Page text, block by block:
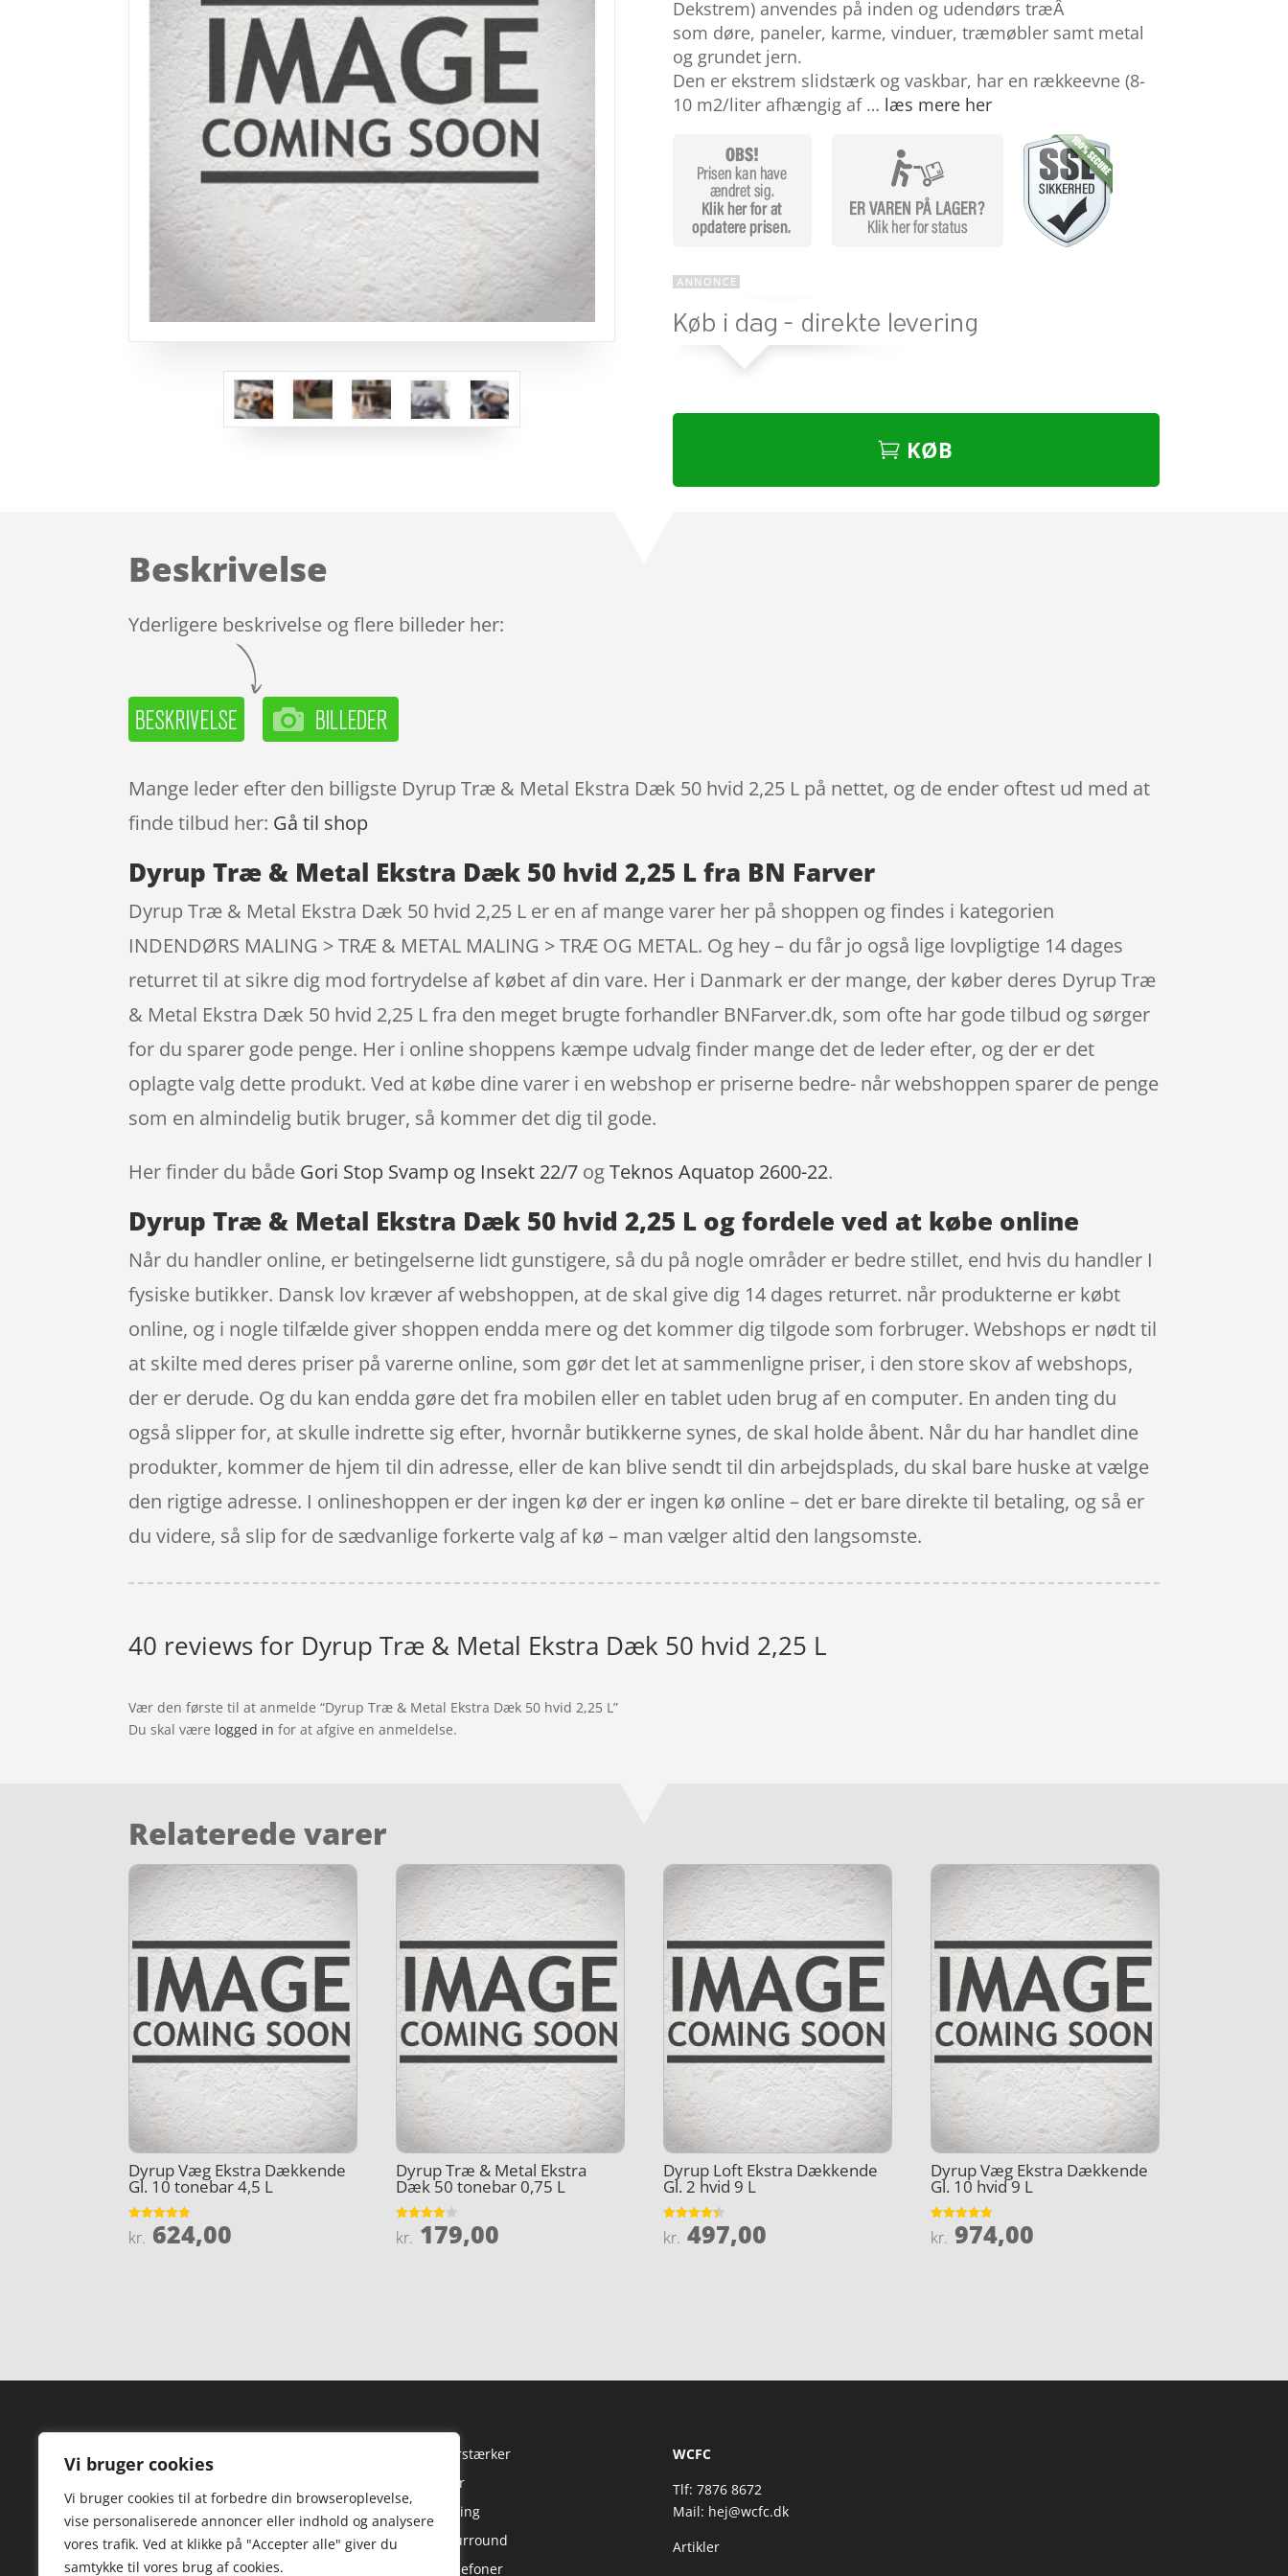
Vi bruger cookies
Vi bruger cookies til at forbedre din browseroplevelse,
vise personaliserede annoncer eller indhold og analysere
vores trafik. Ved at klikke på "Accepter alle" giver du
samtykke til vores brug af cookies.
baseret på
kundebedøm
melser
Dekstrem) anvendes på inden og udendørs træÂ
som døre, paneler, karme, vinduer, træmøbler samt metal
og grundet jern.
Den er ekstrem slidstærk og vaskbar, har en rækkeevne (8-
10 m2/liter afhængig af … læs mere her
KØB
Beskrivelse
Yderligere beskrivelse og flere billeder her:
Mange leder efter den billigste Dyrup Træ & Metal Ekstra Dæk 50 hvid 2,25 L på nettet, og de ender oftest ud med at
finde tilbud her: Gå til shop
Dyrup Træ & Metal Ekstra Dæk 50 hvid 2,25 L fra BN Farver
Dyrup Træ & Metal Ekstra Dæk 50 hvid 2,25 L er en af mange varer her på shoppen og findes i kategorien
INDENDØRS MALING > TRÆ & METAL MALING > TRÆ OG METAL. Og hey – du får jo også lige lovpligtige 14 dages
returret til at sikre dig mod fortrydelse af købet af din vare. Her i Danmark er der mange, der køber deres Dyrup Træ
& Metal Ekstra Dæk 50 hvid 2,25 L fra den meget brugte forhandler BNFarver.dk, som ofte har gode tilbud og sørger
for du sparer gode penge. Her i online shoppens kæmpe udvalg finder mange det de leder efter, og der er det
oplagte valg dette produkt. Ved at købe dine varer i en webshop er priserne bedre- når webshoppen sparer de penge
som en almindelig butik bruger, så kommer det dig til gode.
Her finder du både Gori Stop Svamp og Insekt 22/7 ogTeknos Aquatop 2600-22.
Dyrup Træ & Metal Ekstra Dæk 50 hvid 2,25 L og fordele ved at købe online
Når du handler online, er betingelserne lidt gunstigere, så du på nogle områder er bedre stillet, end hvis du handler I
fysiske butikker. Dansk lov kræver af webshoppen, at de skal give dig 14 dages returret. når produkterne er købt
online, og i nogle tilfælde giver shoppen endda mere og det kommer dig tilgode som forbruger. Webshops er nødt til
at skilte med deres priser på varerne online, som gør det let at sammenligne priser, i den store skov af webshops,
der er derude. Og du kan endda gøre det fra mobilen eller en tablet uden brug af en computer. En anden ting du
også slipper for, at skulle indrette sig efter, hvornår butikkerne synes, de skal holde åbent. Når du har handlet dine
produkter, kommer de hjem til din adresse, eller de kan blive sendt til din arbejdsplads, du skal bare huske at vælge
den rigtige adresse. I onlineshoppen er der ingen kø der er ingen kø online – det er bare direkte til betaling, og så er
du videre, så slip for de sædvanlige forkerte valg af kø – man vælger altid den langsomste.
40 reviews for Dyrup Træ & Metal Ekstra Dæk 50 hvid 2,25 L
Vær den første til at anmelde “Dyrup Træ & Metal Ekstra Dæk 50 hvid 2,25 L”
Du skal være logged in for at afgive en anmeldelse.
Relaterede varer
Dyrup Væg Ekstra Dækkende
Gl. 10 tonebar 4,5 L
Vurderet
4.8
kr. 624,00
Dyrup Træ & Metal Ekstra
Dæk 50 tonebar 0,75 L
Vurderet
3.9
kr. 179,00
Dyrup Loft Ekstra Dækkende
Gl. 2 hvid 9 L
Vurderet
4.4
kr. 497,00
Dyrup Væg Ekstra Dækkende
Gl. 10 hvid 9 L
Vurderet
4.9
kr. 974,00
Forside
Kontakt
HiFi Forstærker
Højtaler
Streaming
TV & Surround
Høretelefoner
WCFC
Tlf: 7876 8672
Mail: hej@wcfc.dk
Artikler